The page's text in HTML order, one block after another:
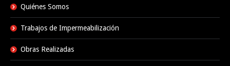
Quiénes Somos
Trabajos de Impermeabilización
Obras Realizadas